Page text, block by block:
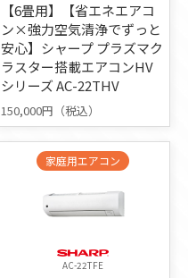
【6畳用】【省エネエアコ
ン×強力空気清浄でずっと
安心】シャープ プラズマク
ラスター搭載エアコンHV
シリーズ AC-22THV
150,000円（税込）
家庭用エアコン
AC-22TFE